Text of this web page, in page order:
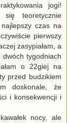
jogi!
się teoretycznie
czas na
pierwszy
zasypiałam, a
dwóch tygodniach
o 22giej na
przed budzikiem
doskonale, że
i konsekwencji i
nocy, ale